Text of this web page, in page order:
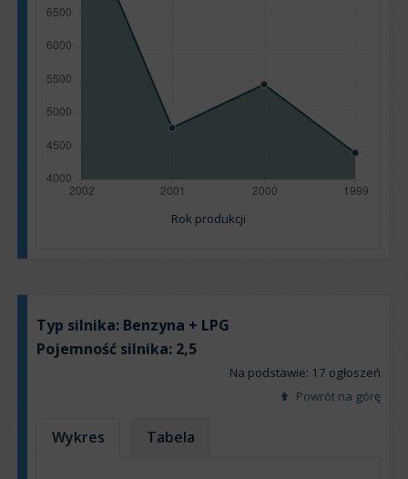
Rok produkcji
Typ silnika: Benzyna + LPG
Pojemność silnika: 2,5
Na podstawie: 17 ogłoszeń
Powrót na górę
Wykres Tabela